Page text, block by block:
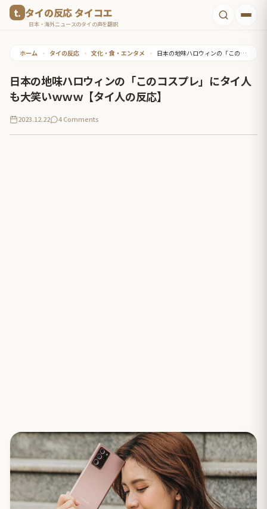
タイの反応 タイコエ
日本・海外ニュースのタイの声を翻訳
ホーム • タイの反応 • 文化・食・エンタメ • 日本の地味ハロウィンの「このコスプレ」にタイ人も大笑いｗｗｗ【タイ人の反応】
日本の地味ハロウィンの「このコスプレ」にタイ人
も大笑いｗｗｗ【タイ人の反応】
2023.12.22 4 Comments